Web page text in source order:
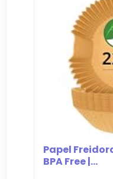
Papel
BPA Free |...